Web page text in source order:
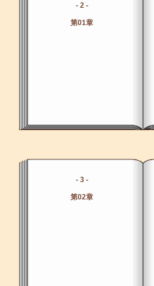
- 2 -
第01章
- 3 -
第02章